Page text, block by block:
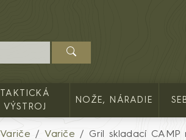
TAKTICKÁ
VÝSTROJ
NOŽE, NÁRADIE
Variče Variče Gril skladací CAMP